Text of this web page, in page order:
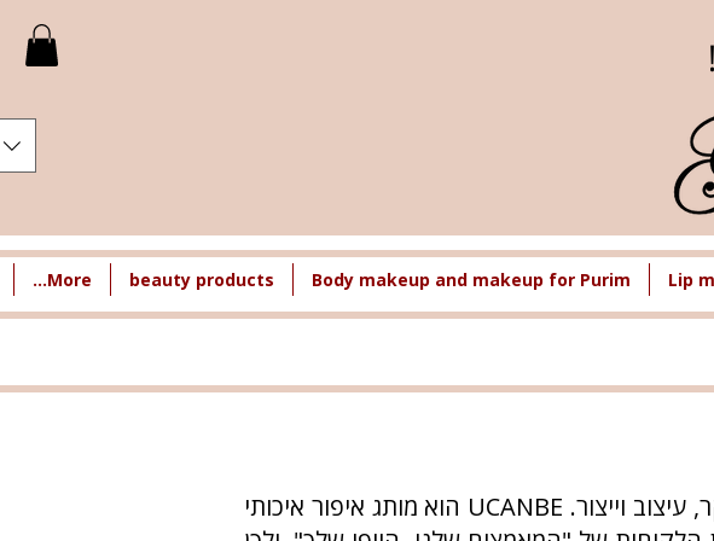
Lip
Body makeup and makeup for Purim
beauty products
More...
למותג UCANBE ניסיון של 10 שנים בתעשיית היופי וצוות מסור במחקר, עיצוב וייצור. UCANBE הוא מותג איפור איכותי